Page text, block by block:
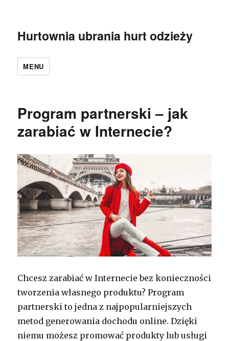
Hurtownia ubrania hurt odzieży
MENU
Program partnerski – jak
zarabiać w Internecie?
Chcesz zarabiać w Internecie bez konieczności
tworzenia własnego produktu? Program
partnerski to jedna z najpopularniejszych
metod generowania dochodu online. Dzięki
niemu możesz promować produkty lub usługi